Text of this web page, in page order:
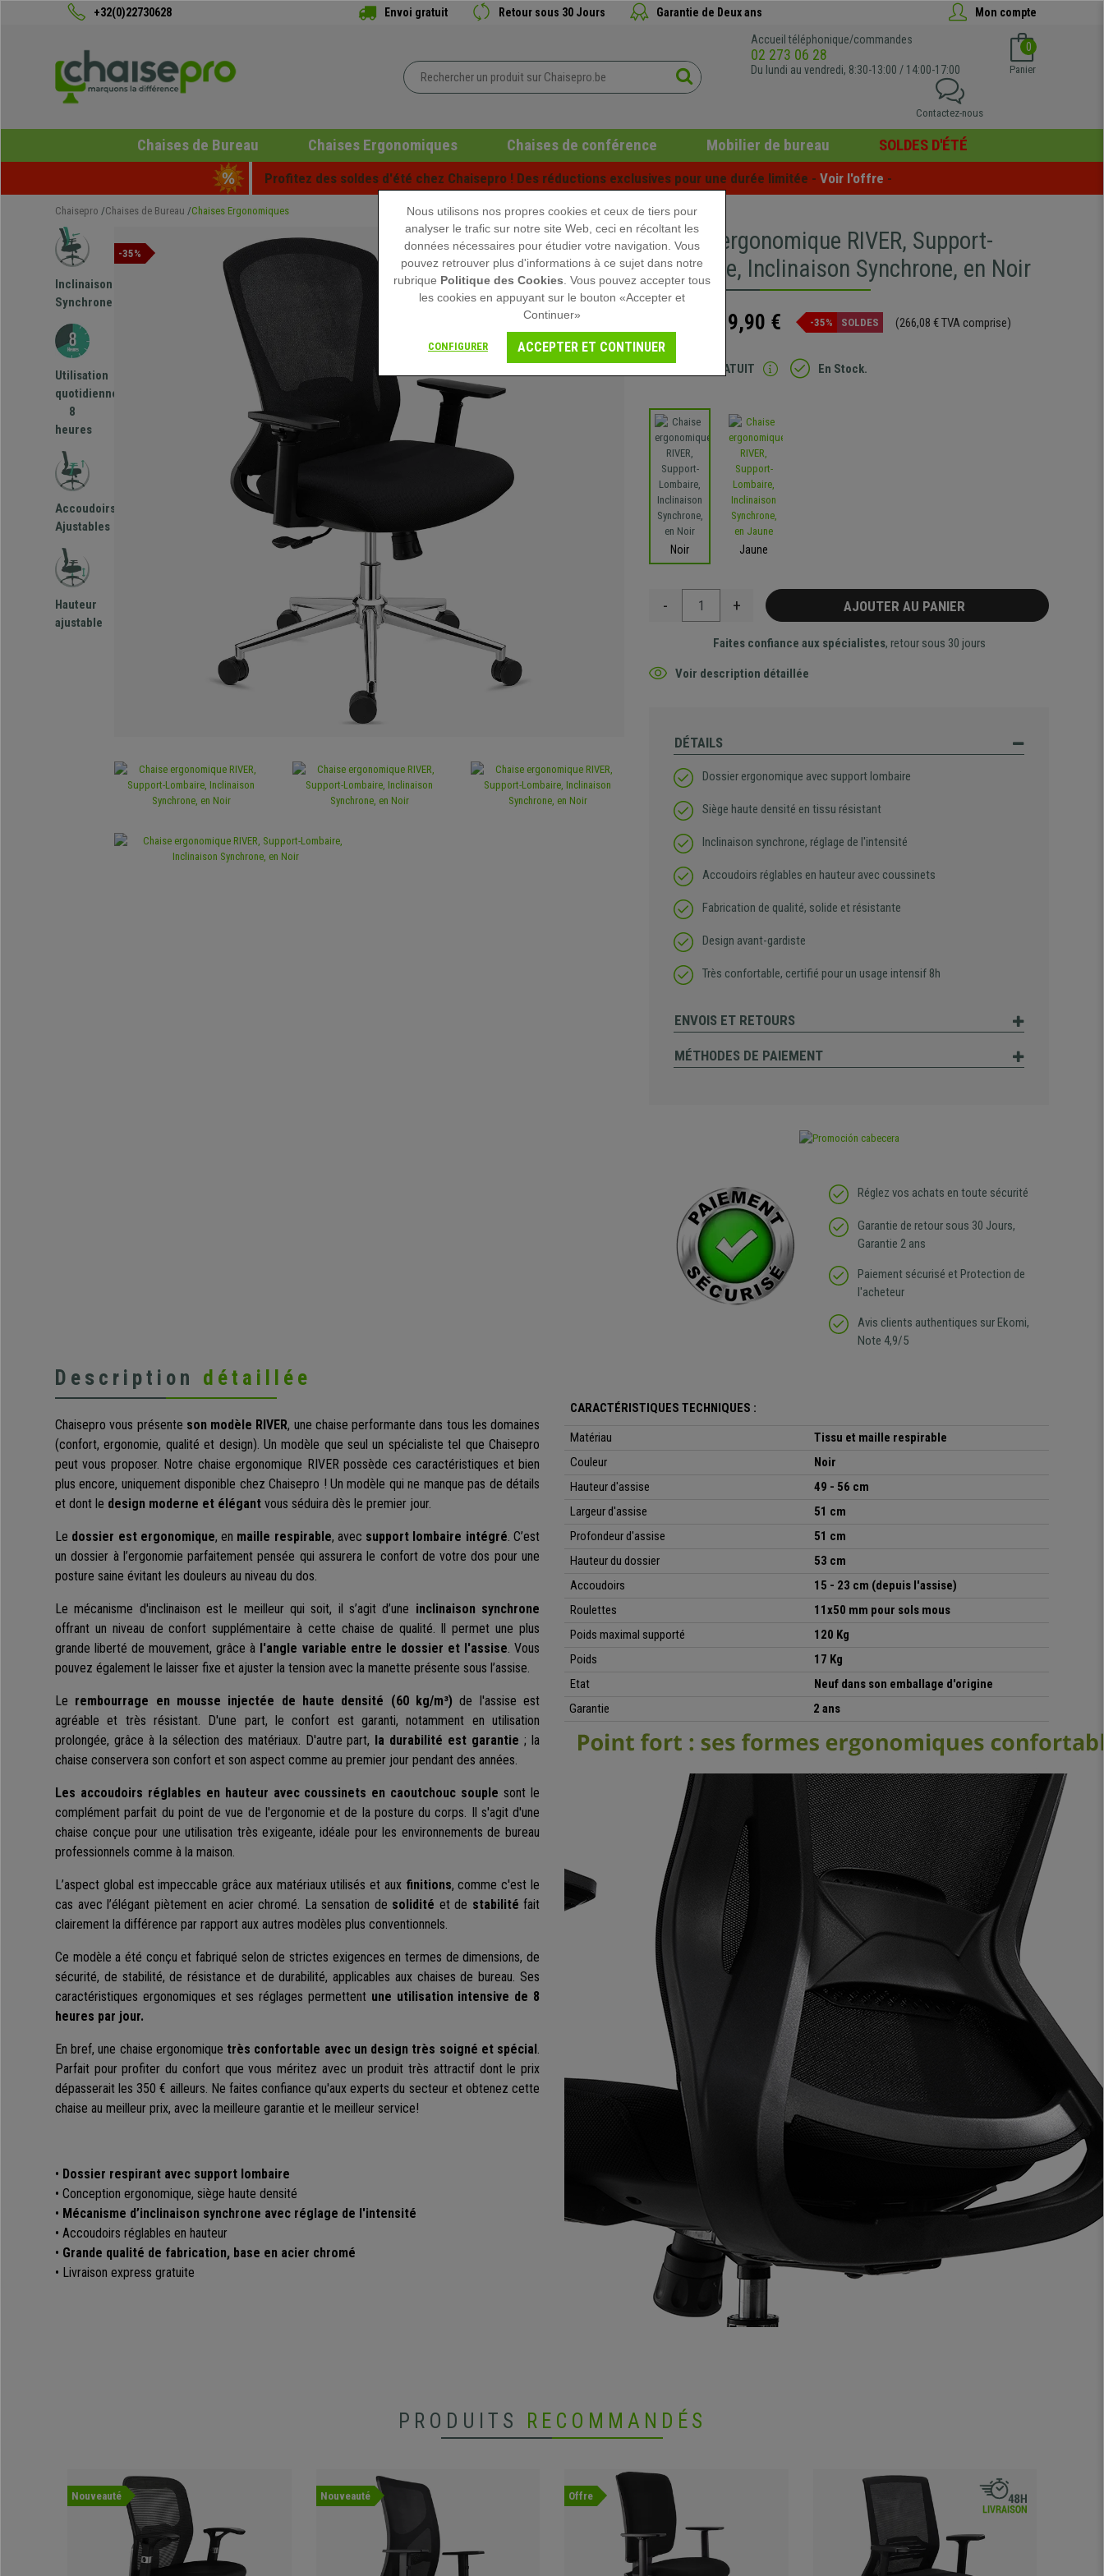
+32(0)22730628 Envoi gratuit Retour sous 30 Jours Garantie de Deux ans Mon compte
Accueil téléphonique/commandes
02 273 06 28
Du lundi au vendredi, 8:30-13:00 / 14:00-17:00
0
Panier
Contactez-nous
Chaises de Bureau Chaises Ergonomiques Chaises de conférence Mobilier de bureau SOLDES D'ÉTÉ
Profitez des soldes d'été chez Chaisepro ! Des réductions exclusives pour une durée limitée - Voir l'offre -
Chaisepro Chaises de Bureau Chaises Ergonomiques
Inclinaison
Synchrone
Utilisation
quotidienne
8
heures
Accoudoirs
Ajustables
Hauteur
ajustable
-35%
Chaise ergonomique RIVER, Support-
Lombaire, Inclinaison Synchrone, en Noir
219,90 € -35% SOLDES (266,08 € TVA comprise)
Envoi GRATUIT En Stock.
Noir Jaune
- + AJOUTER AU PANIER
Faites confiance aux spécialistes, retour sous 30 jours
Voir description détaillée
DÉTAILS
Dossier ergonomique avec support lombaire
Siège haute densité en tissu résistant
Inclinaison synchrone, réglage de l'intensité
Accoudoirs réglables en hauteur avec coussinets
Fabrication de qualité, solide et résistante
Design avant-gardiste
Très confortable, certifié pour un usage intensif 8h
ENVOIS ET RETOURS
MÉTHODES DE PAIEMENT
Réglez vos achats en toute sécurité
Garantie de retour sous 30 Jours,
Garantie 2 ans
Paiement sécurisé et Protection de
l'acheteur
Avis clients authentiques sur Ekomi,
Note 4,9/5
Description détaillée
Chaisepro vous présente son modèle RIVER, une chaise performante dans tous les domaines
(confort, ergonomie, qualité et design). Un modèle que seul un spécialiste tel que Chaisepro
peut vous proposer. Notre chaise ergonomique RIVER possède ces caractéristiques et bien
plus encore, uniquement disponible chez Chaisepro ! Un modèle qui ne manque pas de détails
et dont le design moderne et élégant vous séduira dès le premier jour.
Le dossier est ergonomique, en maille respirable, avec support lombaire intégré. C’est
un dossier à l’ergonomie parfaitement pensée qui assurera le confort de votre dos pour une
posture saine évitant les douleurs au niveau du dos.
Le mécanisme d'inclinaison est le meilleur qui soit, il s’agit d’une inclinaison synchrone
offrant un niveau de confort supplémentaire à cette chaise de qualité. Il permet une plus
grande liberté de mouvement, grâce à l'angle variable entre le dossier et l'assise. Vous
pouvez également le laisser fixe et ajuster la tension avec la manette présente sous l’assise.
Le rembourrage en mousse injectée de haute densité (60 kg/m³) de l'assise est
agréable et très résistant. D'une part, le confort est garanti, notamment en utilisation
prolongée, grâce à la sélection des matériaux. D'autre part, la durabilité est garantie ; la
chaise conservera son confort et son aspect comme au premier jour pendant des années.
Les accoudoirs réglables en hauteur avec coussinets en caoutchouc souple sont le
complément parfait du point de vue de l'ergonomie et de la posture du corps. Il s'agit d'une
chaise conçue pour une utilisation très exigeante, idéale pour les environnements de bureau
professionnels comme à la maison.
L’aspect global est impeccable grâce aux matériaux utilisés et aux finitions, comme c'est le
cas avec l’élégant piètement en acier chromé. La sensation de solidité et de stabilité fait
clairement la différence par rapport aux autres modèles plus conventionnels.
Ce modèle a été conçu et fabriqué selon de strictes exigences en termes de dimensions, de
sécurité, de stabilité, de résistance et de durabilité, applicables aux chaises de bureau. Ses
caractéristiques ergonomiques et ses réglages permettent une utilisation intensive de 8
heures par jour.
En bref, une chaise ergonomique très confortable avec un design très soigné et spécial.
Parfait pour profiter du confort que vous méritez avec un produit très attractif dont le prix
dépasserait les 350 € ailleurs. Ne faites confiance qu'aux experts du secteur et obtenez cette
chaise au meilleur prix, avec la meilleure garantie et le meilleur service!
• Dossier respirant avec support lombaire
• Conception ergonomique, siège haute densité
• Mécanisme d’inclinaison synchrone avec réglage de l'intensité
• Accoudoirs réglables en hauteur
• Grande qualité de fabrication, base en acier chromé
• Livraison express gratuite
CARACTÉRISTIQUES TECHNIQUES :
Matériau
Tissu et maille respirable
Couleur
Noir
Hauteur d'assise
49 - 56 cm
Largeur d'assise
51 cm
Profondeur d'assise
51 cm
Hauteur du dossier
53 cm
Accoudoirs
15 - 23 cm (depuis l'assise)
Roulettes
11x50 mm pour sols mous
Poids maximal supporté
120 Kg
Poids
17 Kg
Etat
Neuf dans son emballage d'origine
Garantie
2 ans
PRODUITS RECOMMANDÉS
Nouveauté Nouveauté Offre
Nous utilisons nos propres cookies et ceux de tiers pour
analyser le trafic sur notre site Web, ceci en récoltant les
données nécessaires pour étudier votre navigation. Vous
pouvez retrouver plus d'informations à ce sujet dans notre
rubrique Politique des Cookies . Vous pouvez accepter tous
les cookies en appuyant sur le bouton «Accepter et
Continuer»
CONFIGURER ACCEPTER ET CONTINUER